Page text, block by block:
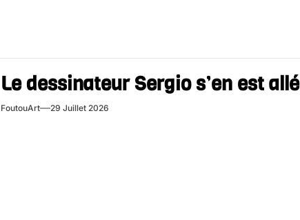
Le dessinateur Sergio s’en est allé
FoutouArt 29 Juillet 2026